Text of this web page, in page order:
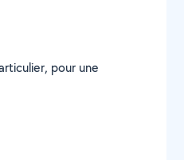
pour une